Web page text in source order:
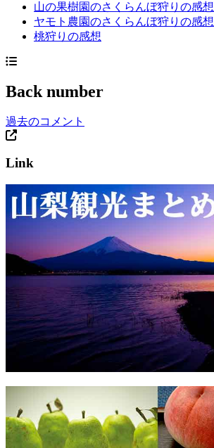
山の果樹園のさくらんぼ狩りの感想
ヤモト農園のさくらんぼ狩りの感想
桃狩りの感想
Back number
過去のコメント
Link